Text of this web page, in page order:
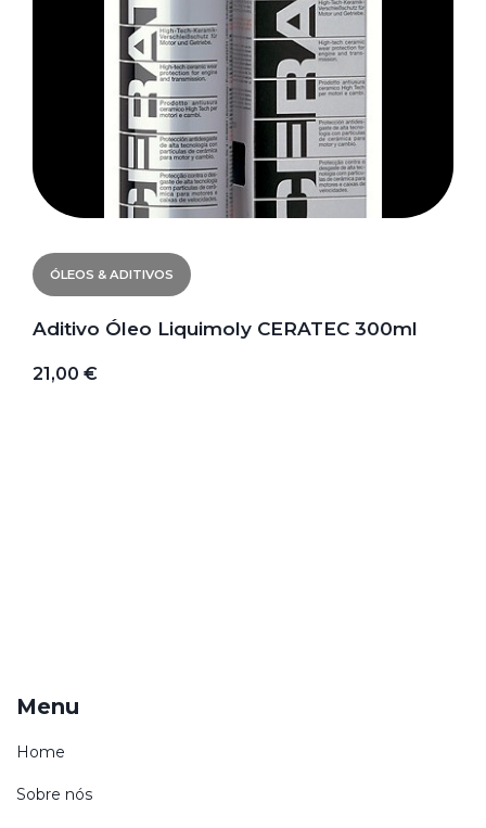
ÓLEOS & ADITIVOS
Aditivo Óleo Liquimoly CERATEC 300ml
21,00 €
Menu
Home
Sobre nós